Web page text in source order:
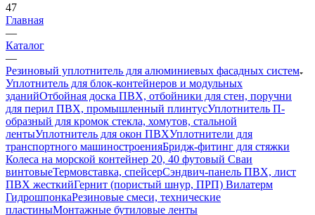
47
Главная
—
Каталог
—
Резиновый уплотнитель для алюминиевых фасадных систем
Уплотнитель для блок-контейнеров и модульных
зданийОтбойная доска ПВХ, отбойники для стен, поручни
для перил ПВХ, промышленный плинтусУплотнитель П-
образный для кромок стекла, хомутов, стальной
лентыУплотнитель для окон ПВХУплотнители для
транспортного машиностроенияБридж-фитинг для стяжки
Колеса на морской контейнер 20, 40 футовый Сваи
винтовыеТермовставка, спейсерСэндвич-панель ПВХ, лист
ПВХ жесткийГернит (пористый шнур, ПРП) Вилатерм
ГидрошпонкаРезиновые смеси, технические
пластиныМонтажные бутиловые ленты